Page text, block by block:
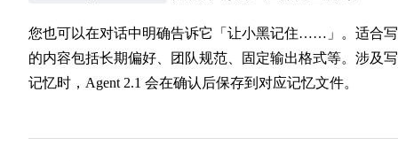
您也可以在对话中明确告诉它「让小黑记住……」。适合
的内容包括长期偏好、团队规范、固定输出格式等。涉及
记忆时，Agent 2.1 会在确认后保存到对应记忆文件。